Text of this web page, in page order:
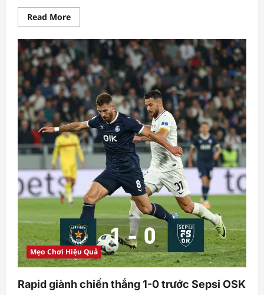
Read MoreRead
more
Anthony
Taylor
chính
thức
treo
còi:
Kết
thúc
20
năm
“làm
mưa
làm
gió”
ở
đỉnh
cao
bóng
đá
Mẹo Chơi Hiệu Quả
Rapid giành chiến thắng 1-0 trước Sepsi OSK